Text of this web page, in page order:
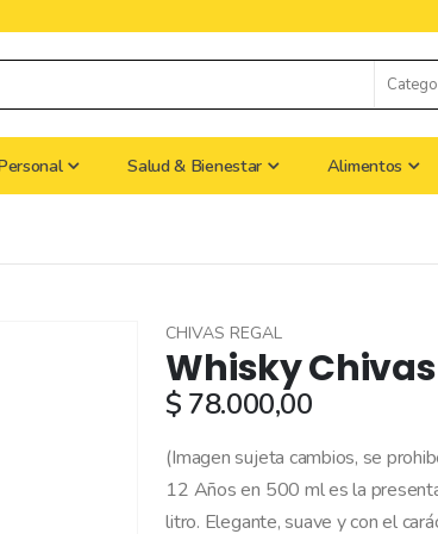
Salud & Bienestar Alimentos
Whisky Chivas
CHIVAS REGAL
$ 78.000,00
(Imagen sujeta cambios, se
12 Años en 500 ml es la
litro. Elegante, suave y con el